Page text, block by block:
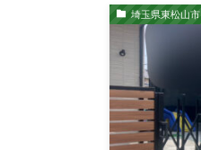
埼玉県東松山市